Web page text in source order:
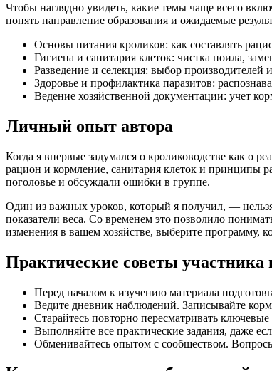
Чтобы наглядно увидеть, какие темы чаще всего
понять направление образования и ожидаемые
Основы питания кроликов: как составлять
Гигиена и санитария клеток: чистка поила,
Разведение и селекция: выбор производителей
Здоровье и профилактика паразитов:
Ведение хозяйственной документации: учет
Личный опыт автора
Когда я впервые задумался о кролиководстве как о
рацион и кормление, санитария клеток и принципы
поголовье и обсуждали ошибки в группе.
Один из важных уроков, который я получил, —
показатели веса. Со временем это позволило
изменения в вашем хозяйстве, выберите программу,
Практические советы участника
Перед началом к изучению материала
Ведите дневник наблюдений. Записывайте
Старайтесь повторно пересматривать
Выполняйте все практические задания, даже
Обменивайтесь опытом с сообществом.